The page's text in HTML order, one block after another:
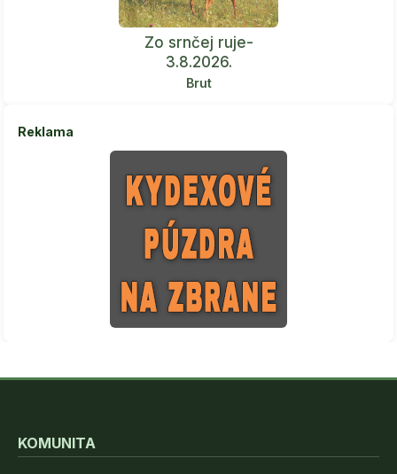
Zo srnčej ruje-
3.8.2026.
Brut
Reklama
KOMUNITA